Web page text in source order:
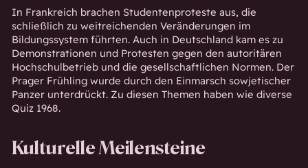
In Frankreich brachen Studentenproteste aus, die
schließlich zu weitreichenden Veränderungen im
Bildungssystem führten. Auch in Deutschland kam es zu
Demonstrationen und Protesten gegen den autoritären
Hochschulbetrieb und die gesellschaftlichen Normen. Der
Prager Frühling wurde durch den Einmarsch sowjetischer
Panzer unterdrückt. Zu diesen Themen haben wie diverse
Quiz 1968.
Kulturelle Meilensteine